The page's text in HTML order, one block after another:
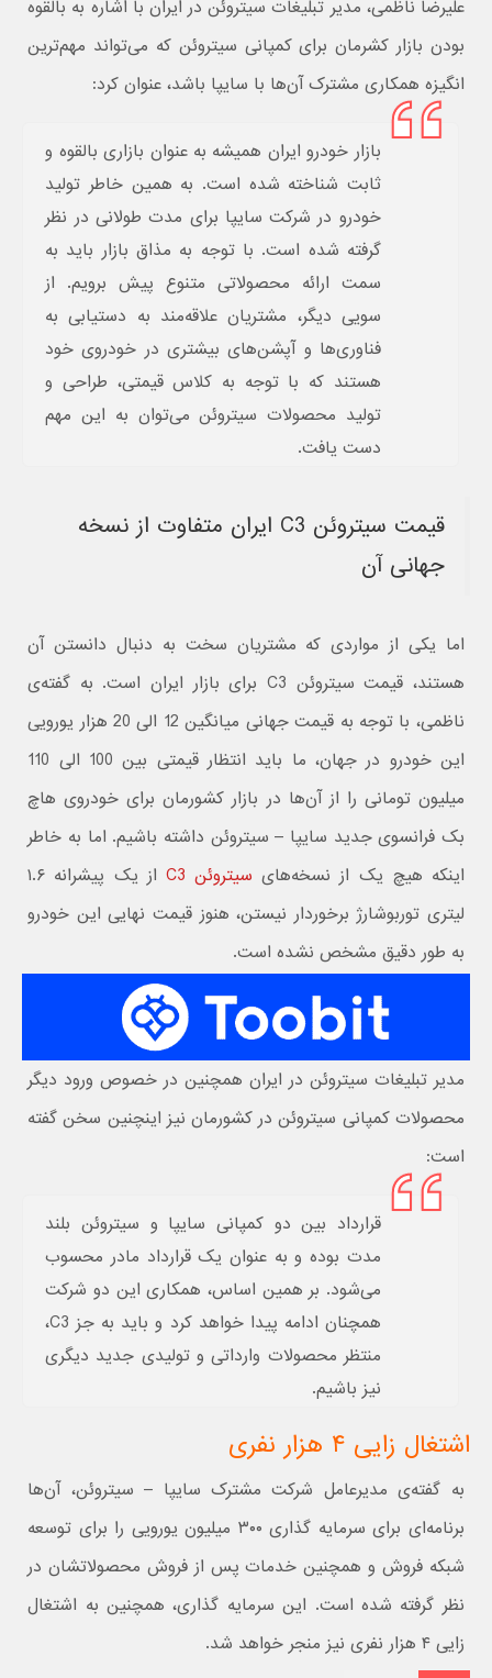
علیرضا ناظمی، مدیر تبلیغات سیتروئن در ایران با اشاره به بالقوه
بودن بازار کشرمان برای کمپانی سیتروئن که می‌تواند مهم‌ترین
انگیزه همکاری مشترک آن‌ها با سایپا باشد، عنوان کرد:
بازار خودرو ایران همیشه به عنوان بازاری بالقوه و
ثابت شناخته شده است. به همین خاطر تولید
خودرو در شرکت سایپا برای مدت طولانی در نظر
گرفته شده است. با توجه به مذاق بازار باید به
سمت ارائه محصولاتی متنوع پیش برویم. از
سویی دیگر، مشتریان علاقه‌مند به دستیابی به
فناوری‌ها و آپشن‌های بیشتری در خودروی خود
هستند که با توجه به کلاس قیمتی، طراحی و
تولید محصولات سیتروئن می‌توان به این مهم
دست یافت.
قیمت سیتروئن C3 ایران متفاوت از نسخه
جهانی آن
اما یکی از مواردی که مشتریان سخت به دنبال دانستن آن
هستند، قیمت سیتروئن C3 برای بازار ایران است. به گفته‌ی
ناظمی، با توجه به قیمت جهانی میانگین 12 الی 20 هزار یورویی
این خودرو در جهان، ما باید انتظار قیمتی بین 100 الی 110
میلیون تومانی را از آن‌ها در بازار کشورمان برای خودروی هاچ
بک فرانسوی جدید سایپا – سیتروئن داشته باشیم. اما به خاطر
اینکه هیچ یک از نسخه‌های سیتروئن C3
از یک پیشرانه ۱.۶
لیتری توربوشارژ برخوردار نیستن، هنوز قیمت نهایی این خودرو
به طور دقیق مشخص نشده است.
مدیر تبلیغات سیتروئن در ایران همچنین در خصوص ورود دیگر
محصولات کمپانی سیتروئن در کشورمان نیز اینچنین سخن گفته
است:
قرارداد بین دو کمپانی سایپا و سیتروئن بلند
مدت بوده و به عنوان یک قرارداد مادر محسوب
می‌شود. بر همین اساس،‌ همکاری این دو شرکت
همچنان ادامه پیدا خواهد کرد و باید به جز C3،
منتظر محصولات وارداتی و تولیدی جدید دیگری
نیز باشیم.
اشتغال زایی ۴ هزار نفری
به گفته‌ی مدیرعامل شرکت مشترک سایپا – سیتروئن، آن‌ها
برنامه‌ای برای سرمایه گذاری ۳۰۰ میلیون یورویی را برای توسعه
شبکه فروش و همچنین خدمات پس از فروش محصولاتشان در
نظر گرفته شده است. این سرمایه گذاری، همچنین به اشتغال
زایی ۴ هزار نفری نیز منجر خواهد شد.